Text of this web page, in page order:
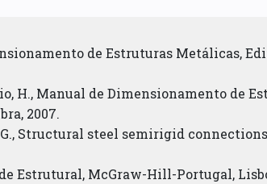
de Estruturas Metálicas,
H., Manual de Dimensionamento de
2007.
G., Structural steel semirigid
Estrutural, McGraw-Hill-Portugal,